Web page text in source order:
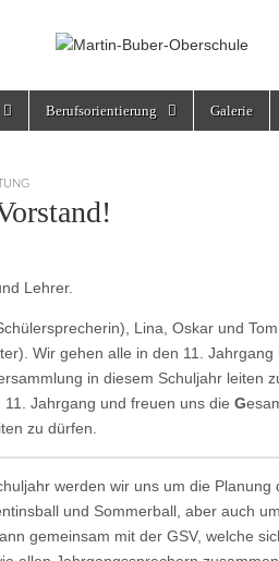
Berufsorientierung Galerie
Lehrer.
Lina, Oskar und
Wir gehen alle in den 11.
in diesem Schuljahr leiten
Jahrgang und freuen uns die G
zu dürfen.
werden wir uns um die Planung
und Sommerball, aber auch
gemeinsam mit der GSV, welche